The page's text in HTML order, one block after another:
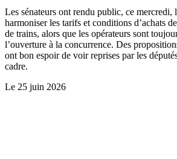
Les sénateurs ont rendu public, ce mercredi,
harmoniser les tarifs et conditions d’achats
de trains, alors que les opérateurs sont
l’ouverture à la concurrence. Des
ont bon espoir de voir reprises par les
cadre.
Le 25 juin 2026